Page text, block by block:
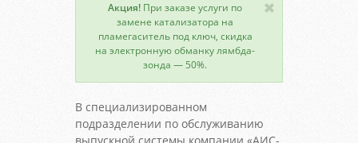
Акция! При заказе услуги по
замене катализатора на
пламегаситель под ключ, скидка
на электронную обманку лямбда-
зонда — 50%.
В специализированном
подразделении по обслуживанию